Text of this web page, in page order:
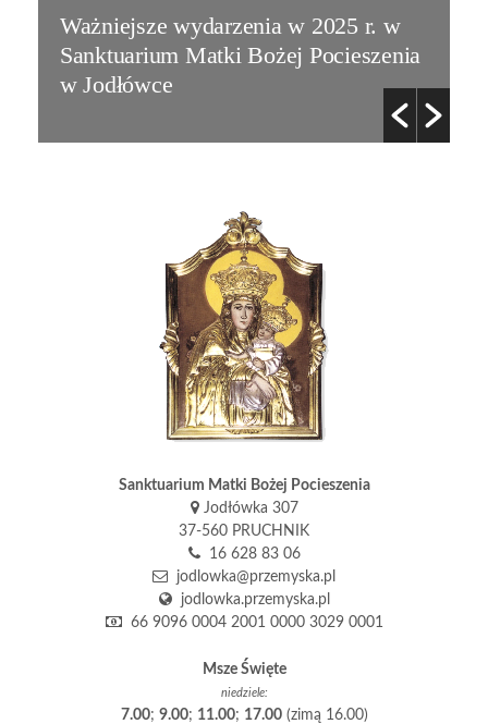
Ważniejsze wydarzenia w 2025 r. w
Sanktuarium Matki Bożej Pocieszenia
w Jodłówce
Sanktuarium Matki Bożej Pocieszenia
Jodłówka 307
37-560 PRUCHNIK
16 628 83 06
jodlowka@przemyska.pl
jodlowka.przemyska.pl
66 9096 0004 2001 0000 3029 0001
Msze Święte
niedziele:
7.00; 9.00; 11.00; 17.00(zimą 16.00)